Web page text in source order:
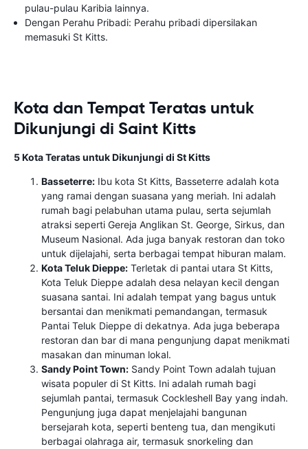
pulau-pulau Karibia lainnya.
Dengan Perahu Pribadi: Perahu pribadi dipersilakan
memasuki St Kitts.
Kota dan Tempat Teratas untuk
Dikunjungi di Saint Kitts
5 Kota Teratas untuk Dikunjungi di St Kitts
Basseterre: Ibu kota St Kitts, Basseterre adalah kota
yang ramai dengan suasana yang meriah. Ini adalah
rumah bagi pelabuhan utama pulau, serta sejumlah
atraksi seperti Gereja Anglikan St. George, Sirkus, dan
Museum Nasional. Ada juga banyak restoran dan toko
untuk dijelajahi, serta berbagai tempat hiburan malam.
Kota Teluk Dieppe: Terletak di pantai utara St Kitts,
Kota Teluk Dieppe adalah desa nelayan kecil dengan
suasana santai. Ini adalah tempat yang bagus untuk
bersantai dan menikmati pemandangan, termasuk
Pantai Teluk Dieppe di dekatnya. Ada juga beberapa
restoran dan bar di mana pengunjung dapat menikmati
masakan dan minuman lokal.
Sandy Point Town: Sandy Point Town adalah tujuan
wisata populer di St Kitts. Ini adalah rumah bagi
sejumlah pantai, termasuk Cockleshell Bay yang indah.
Pengunjung juga dapat menjelajahi bangunan
bersejarah kota, seperti benteng tua, dan mengikuti
berbagai olahraga air, termasuk snorkeling dan